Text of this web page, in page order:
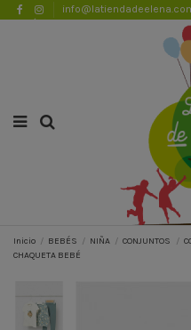
ENVÍOS GRATUITOS A PARTIR DE 50€
Inicio BEBÉS NIÑA CONJUNTOS
CHAQUETA BEBÉ